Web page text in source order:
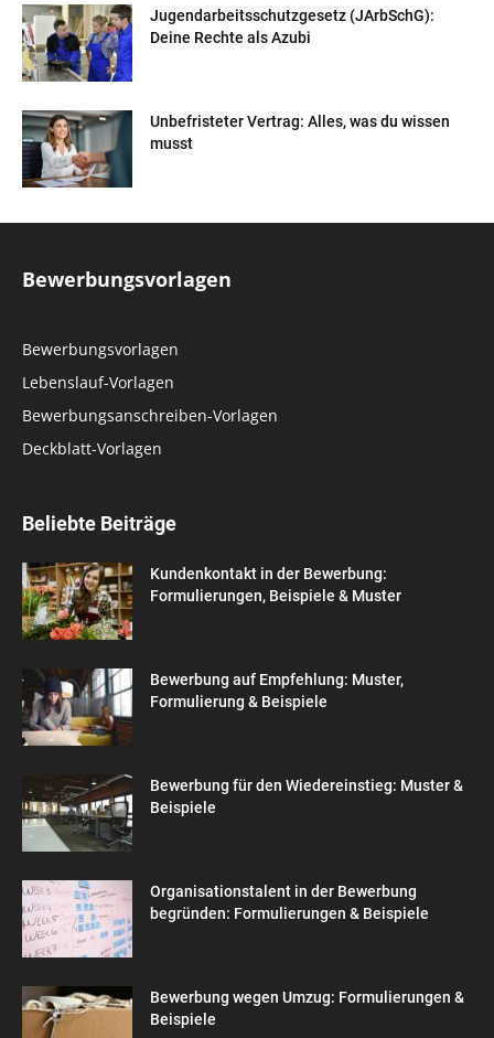
Jugendarbeitsschutzgesetz (JArbSchG):
Deine Rechte als Azubi
Unbefristeter Vertrag: Alles, was du wissen
musst
Bewerbungsvorlagen
Bewerbungsvorlagen
Lebenslauf-Vorlagen
Bewerbungsanschreiben-Vorlagen
Deckblatt-Vorlagen
Beliebte Beiträge
Kundenkontakt in der Bewerbung:
Formulierungen, Beispiele & Muster
Bewerbung auf Empfehlung: Muster,
Formulierung & Beispiele
Bewerbung für den Wiedereinstieg: Muster &
Beispiele
Organisationstalent in der Bewerbung
begründen: Formulierungen & Beispiele
Bewerbung wegen Umzug: Formulierungen &
Beispiele